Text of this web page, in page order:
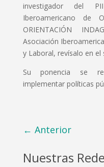
investigador del
Iberoamericano de
ORIENTACIÓN
Asociación
y Laboral, revísalo en el
Su ponencia se
implementar políticas
← Anterior
Nuestras